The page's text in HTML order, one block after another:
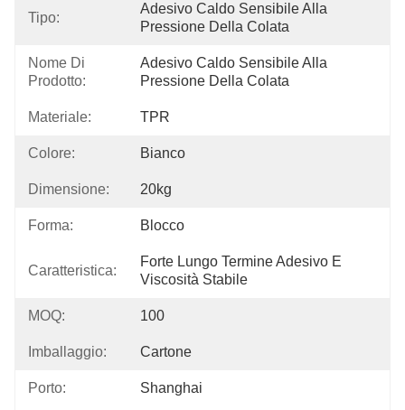
Tipo:
Adesivo Caldo Sensibile Alla
Pressione Della Colata
Nome Di
Prodotto:
Adesivo Caldo Sensibile Alla
Pressione Della Colata
Materiale: TPR
Colore: Bianco
Dimensione: 20kg
Forma: Blocco
Caratteristica:
Forte Lungo Termine Adesivo E
Viscosità Stabile
MOQ: 100
Imballaggio: Cartone
Porto: Shanghai